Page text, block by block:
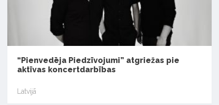
“Pienvedēja Piedzīvojumi” atgriežas pie
aktīvas koncertdarbības
Latvijā